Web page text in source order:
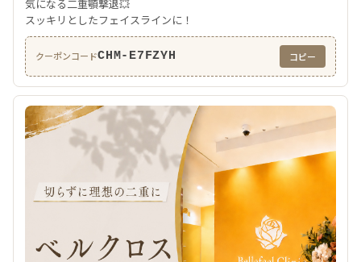
気になる二重顎撃退💥
スッキリとしたフェイスラインに！
クーポンコードCHM-E7FZYH コピー